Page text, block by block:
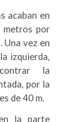
acaban en
metros por
Una vez en
izquierda,
la
por la
de 40 m.
la parte